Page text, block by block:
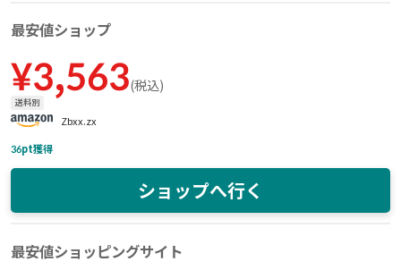
最安値ショップ
¥3,563(税込)
送料別
Zbxx.zx
36pt獲得
ショップへ行く
最安値ショッピングサイト